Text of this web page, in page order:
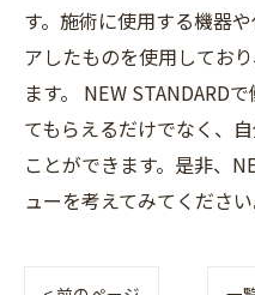
す。施術に使用する機器
アしたものを使用してお
ます。 NEW STANDARD
てもらえるだけでなく、
ことができます。是非、
ューを考えてみてください